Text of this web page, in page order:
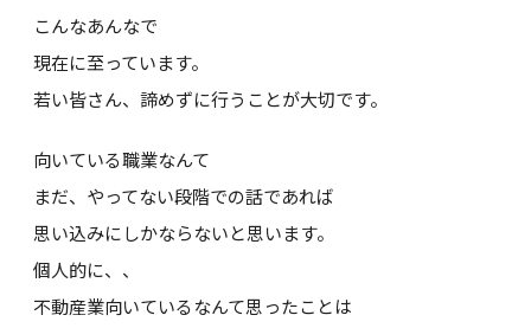
こんなあんなで
現在に至っています。
若い皆さん、諦めずに行うことが大切です。
向いている職業なんて
まだ、やってない段階での話であれば
思い込みにしかならないと思います。
個人的に、、
不動産業向いているなんて思ったことは